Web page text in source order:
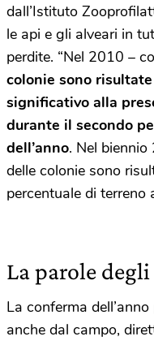
dall’Istituto
le api e gli alveari in
perdite. “Nel 2010 –
colonie sono
significativo alla
durante il secondo
dell’anno. Nel
delle colonie sono
percentuale di terreno
La parole
La conferma
anche dal campo,